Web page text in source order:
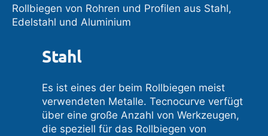
Rollbiegen von Rohren und Profilen aus Stahl,
Edelstahl und Aluminium
Stahl
Es ist eines der beim Rollbiegen meist
verwendeten Metalle. Tecnocurve verfügt
über eine große Anzahl von Werkzeugen,
die speziell für das Rollbiegen von